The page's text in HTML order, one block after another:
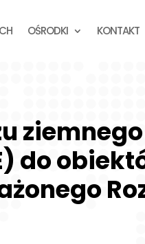
OŚRODKI KONTAKT
ziemnego
do